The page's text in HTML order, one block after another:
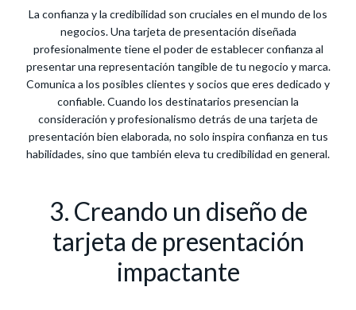
La confianza y la credibilidad son cruciales en el mundo de los
negocios. Una tarjeta de presentación diseñada
profesionalmente tiene el poder de establecer confianza al
presentar una representación tangible de tu negocio y marca.
Comunica a los posibles clientes y socios que eres dedicado y
confiable. Cuando los destinatarios presencian la
consideración y profesionalismo detrás de una tarjeta de
presentación bien elaborada, no solo inspira confianza en tus
habilidades, sino que también eleva tu credibilidad en general.
3. Creando un diseño de
tarjeta de presentación
impactante